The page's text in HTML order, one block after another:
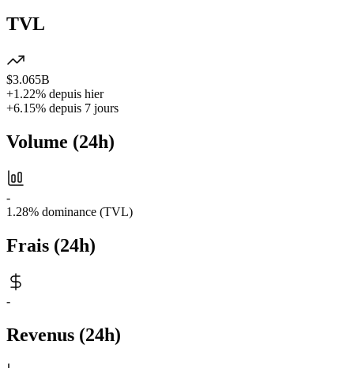
TVL
$3.065B
+1.22% depuis hier
+6.15% depuis 7 jours
Volume (24h)
-
1.28% dominance (TVL)
Frais (24h)
-
Revenus (24h)